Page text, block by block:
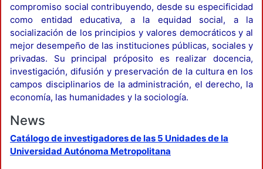
compromiso social contribuyendo, desde su especificidad
como entidad educativa, a la equidad social, a la
socialización de los principios y valores democráticos y al
mejor desempeño de las instituciones públicas, sociales y
privadas. Su principal próposito es realizar docencia,
investigación, difusión y preservación de la cultura en los
campos disciplinarios de la administración, el derecho, la
economía, las humanidades y la sociología.
News
Catálogo de investigadores de las 5 Unidades de la
Universidad Autónoma Metropolitana